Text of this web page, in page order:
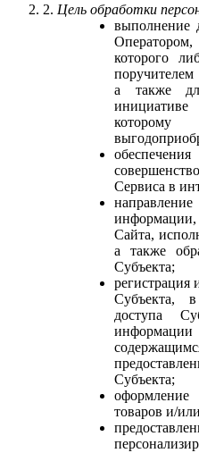
2. Цель обработки
выполнение
которого
поручителем
а также
которому
Сервиса в
Сайта,
а также
Субъекта;
регистрация
Субъекта,
доступа
Субъекта;
товаров и/